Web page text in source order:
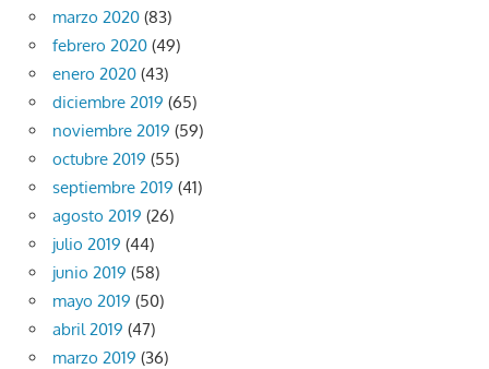
marzo 2020 (83)
febrero 2020 (49)
enero 2020 (43)
diciembre 2019 (65)
noviembre 2019 (59)
octubre 2019 (55)
septiembre 2019 (41)
agosto 2019 (26)
julio 2019 (44)
junio 2019 (58)
mayo 2019 (50)
abril 2019 (47)
marzo 2019 (36)